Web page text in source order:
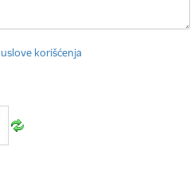
uslove korišćenja